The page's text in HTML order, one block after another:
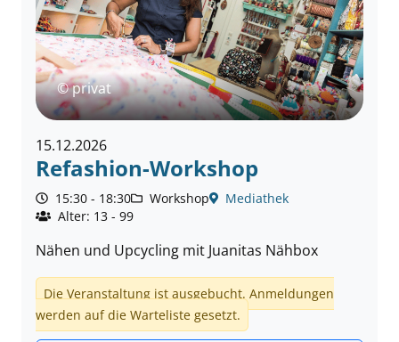
15.12.2026
Refashion-Workshop
15:30 - 18:30 Workshop
Mediathek
Alter: 13 - 99
Nähen und Upcycling mit Juanitas Nähbox
Die Veranstaltung ist ausgebucht. Anmeldungen
werden auf die Warteliste gesetzt.
© privat